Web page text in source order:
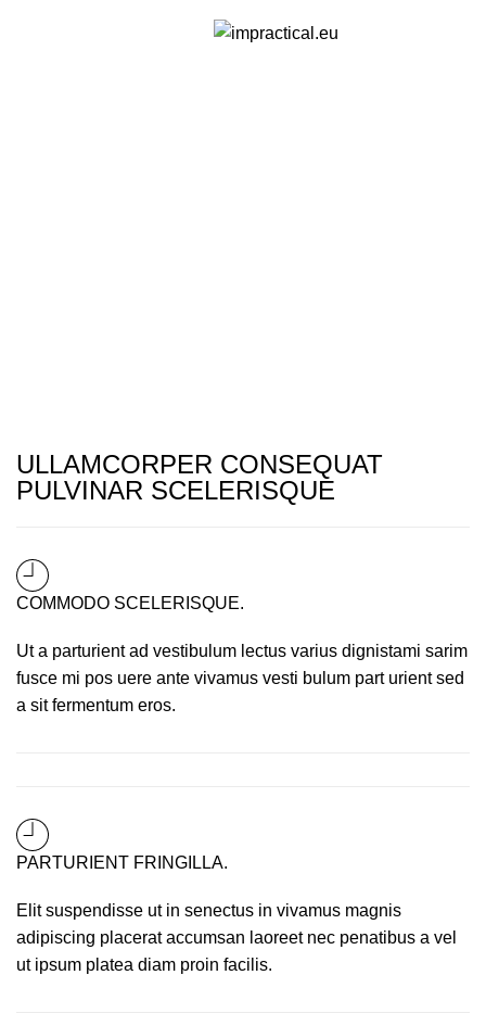
ULLAMCORPER CONSEQUAT
PULVINAR SCELERISQUE
COMMODO SCELERISQUE.
Ut a parturient ad vestibulum lectus varius dignistami sarim
fusce mi pos uere ante vivamus vesti bulum part urient sed
a sit fermentum eros.
PARTURIENT FRINGILLA.
Elit suspendisse ut in senectus in vivamus magnis
adipiscing placerat accumsan laoreet nec penatibus a vel
ut ipsum platea diam proin facilis.